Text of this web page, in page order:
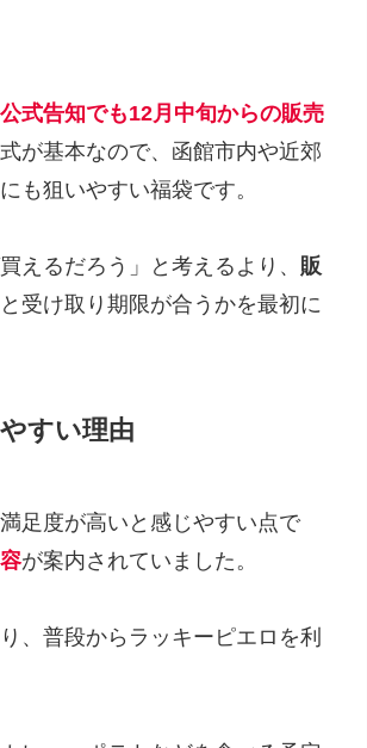
式告知でも12月中旬からの販売
が基本なので、函館市内や近郊
も狙いやすい福袋です。
えるだろう」と考えるより、 販
受け取り期限が合うかを最初に
すい理由
足度が高いと感じやすい点で
が案内されていました。
、普段からラッキーピエロを利